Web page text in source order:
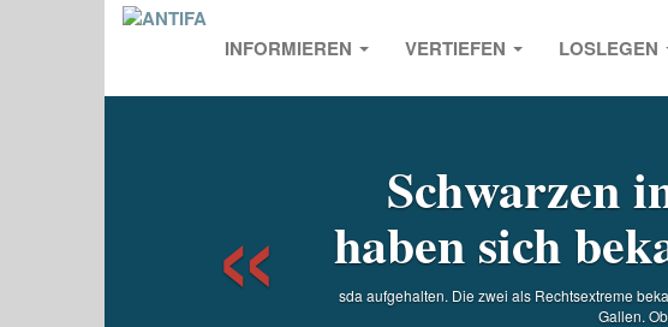
INFORMIEREN VERTIEFEN LOSLEGEN
Schwarzen
haben sich
sda aufgehalten. Die zwei als Rechtsextreme
Gallen.
Previous